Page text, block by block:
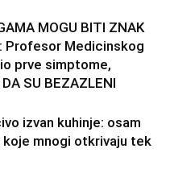
MOGU BITI ZNAK
Profesor Medicinskog
prve simptome,
SU BEZAZLENI
izvan kuhinje: osam
mnogi otkrivaju tek